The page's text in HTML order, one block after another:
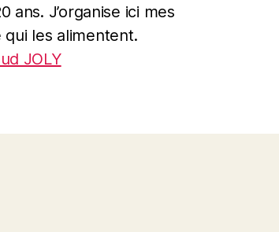
ans. J’organise ici mes
les alimentent.
JOLY